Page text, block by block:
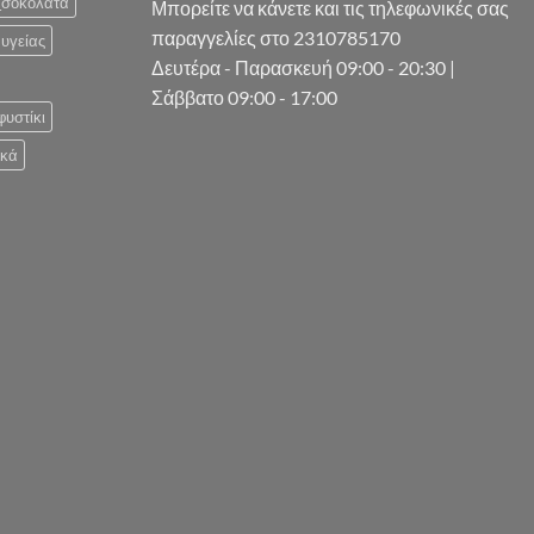
Μπορείτε να κάνετε και τις τηλεφωνικές σας
παραγγελίες στο 2310785170
Δευτέρα - Παρασκευή 09:00 - 20:30 |
Σάββατο 09:00 - 17:00